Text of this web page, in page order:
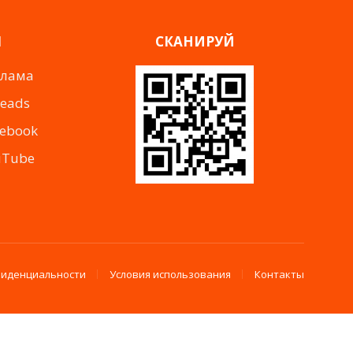
СКАНИРУЙ
Условия использования Контакты